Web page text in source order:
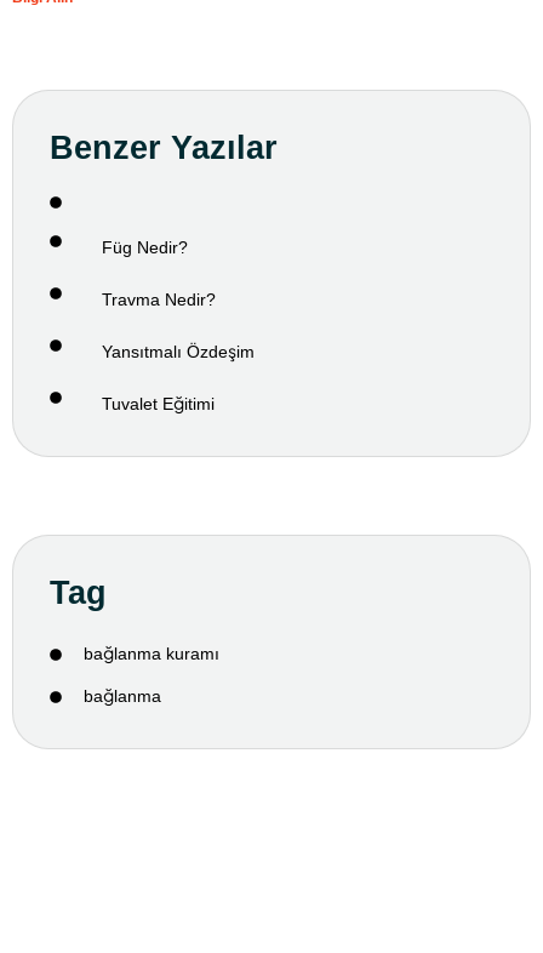
Benzer Yazılar
Füg Nedir?
Travma Nedir?
Yansıtmalı Özdeşim
Tuvalet Eğitimi
Tag
bağlanma kuramı
bağlanma